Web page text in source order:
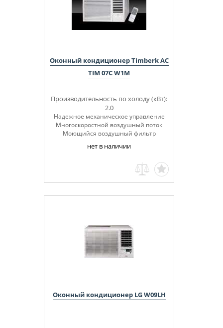
Оконный кондиционер Timberk AC
TIM 07C W1M
Производительность по холоду (кВт):
2.0
Надежное механическое управление
Многоскоростной воздушный поток
Моющийся воздушный фильтр
нет в наличии
Оконный кондиционер LG W09LH